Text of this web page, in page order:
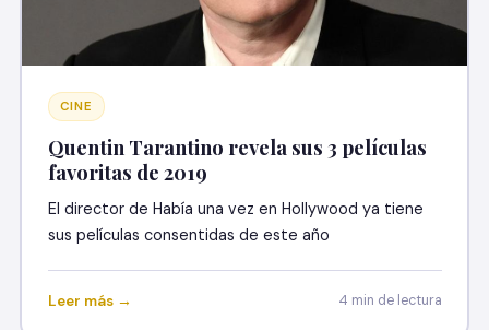
CINE
Quentin Tarantino revela sus 3 películas
favoritas de 2019
El director de Había una vez en Hollywood ya tiene
sus películas consentidas de este año
Leer más → 4 min de lectura